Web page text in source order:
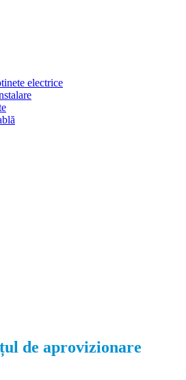
electrice
de aprovizionare